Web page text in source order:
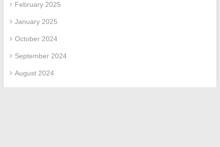
February 2025
January 2025
October 2024
September 2024
August 2024